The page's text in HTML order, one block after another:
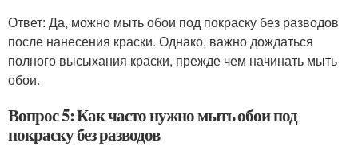
Ответ: Да, можно мыть обои под покраску без разводов
после нанесения краски. Однако, важно дождаться
полного высыхания краски, прежде чем начинать мыть
обои.
Вопрос 5: Как часто нужно мыть обои под
покраску без разводов